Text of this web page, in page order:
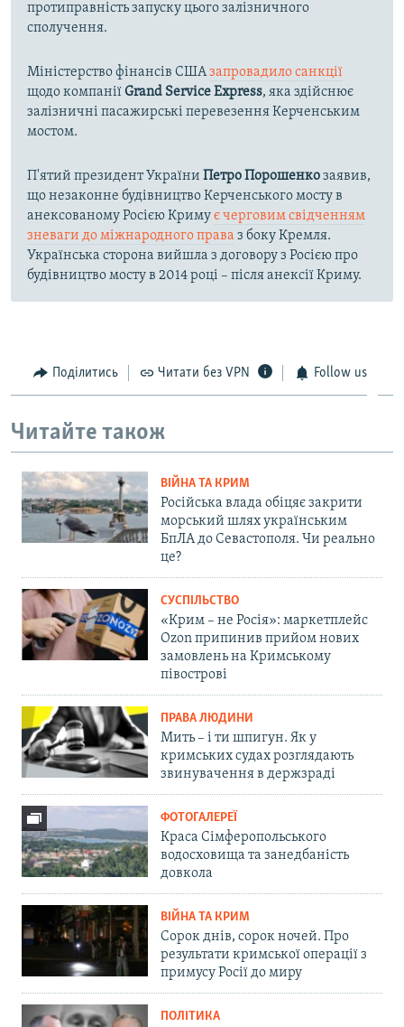
протиправність запуску цього залізничного
сполучення.
Міністерство фінансів СШАзапровадило санкції
щодо компаніїGrand Service Express, яка здійснює
залізничні пасажирські перевезення Керченським
мостом.
П'ятий президент України Петро Порошенкозаявив,
що незаконне будівництво Керченського мосту в
анексованому Росією Кримує черговим свідченням
зневаги до міжнародного права з боку Кремля.
Українська сторона вийшла з договору з Росією про
будівництво мосту в 2014 році – після анексії Криму.
Поділитись Читати без VPN Follow us
Читайте також
ВІЙНА ТА КРИМ
Російська влада обіцяє закрити
морський шлях українським
БпЛА до Севастополя. Чи реально
це?
СУСПІЛЬСТВО
«Крим – не Росія»: маркетплейс
Ozon припинив прийом нових
замовлень на Кримському
півострові
ПРАВА ЛЮДИНИ
Мить – і ти шпигун. Як у
кримських судах розглядають
звинувачення в держзраді
ФОТОГАЛЕРЕЇ
Краса Сімферопольського
водосховища та занедбаність
довкола
ВІЙНА ТА КРИМ
Сорок днів, сорок ночей. Про
результати кримської операції з
примусу Росії до миру
ПОЛІТИКА